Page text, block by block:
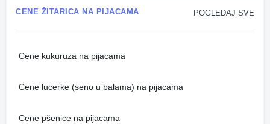
POGLEDAJ SVE
CENE ŽITARICA NA PIJACAMA
Cene kukuruza na pijacama
Cene lucerke (seno u balama) na pijacama
Cene pšenice na pijacama